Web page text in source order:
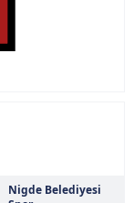
Nigde Belediyesi